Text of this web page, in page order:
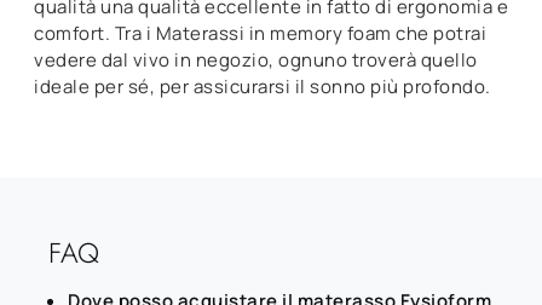
qualità una qualità eccellente in fatto di ergonomia e
comfort. Tra i Materassi in memory foam che potrai
vedere dal vivo in negozio, ognuno troverà quello
ideale per sé, per assicurarsi il sonno più profondo.
FAQ